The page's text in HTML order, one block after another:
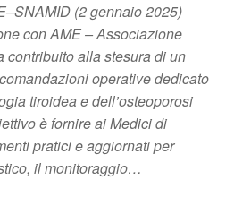
(2 gennaio 2025)
con AME – Associazione
contribuito alla stesura di un
operative dedicato
tiroidea e dell’osteoporosi
è fornire ai Medici di
pratici e aggiornati per
il monitoraggio…